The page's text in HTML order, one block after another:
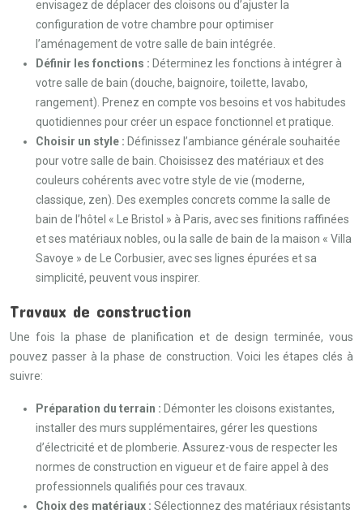
envisagez de déplacer des cloisons ou d’ajuster la
configuration de votre chambre pour optimiser
l’aménagement de votre salle de bain intégrée.
Définir les fonctions : Déterminez les fonctions à intégrer à
votre salle de bain (douche, baignoire, toilette, lavabo,
rangement). Prenez en compte vos besoins et vos habitudes
quotidiennes pour créer un espace fonctionnel et pratique.
Choisir un style : Définissez l’ambiance générale souhaitée
pour votre salle de bain. Choisissez des matériaux et des
couleurs cohérents avec votre style de vie (moderne,
classique, zen). Des exemples concrets comme la salle de
bain de l’hôtel « Le Bristol » à Paris, avec ses finitions raffinées
et ses matériaux nobles, ou la salle de bain de la maison « Villa
Savoye » de Le Corbusier, avec ses lignes épurées et sa
simplicité, peuvent vous inspirer.
Travaux de construction
Une fois la phase de planification et de design terminée, vous
pouvez passer à la phase de construction. Voici les étapes clés à
suivre:
Préparation du terrain : Démonter les cloisons existantes,
installer des murs supplémentaires, gérer les questions
d’électricité et de plomberie. Assurez-vous de respecter les
normes de construction en vigueur et de faire appel à des
professionnels qualifiés pour ces travaux.
Choix des matériaux : Sélectionnez des matériaux résistants